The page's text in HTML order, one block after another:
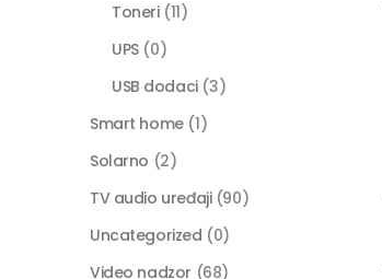
Toneri (11)
UPS (0)
USB dodaci (3)
Smart home (1)
Solarno (2)
TV audio uređaji (90)
Uncategorized (0)
Video nadzor (68)